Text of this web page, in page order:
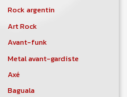
Rock argentin
Art Rock
Avant-funk
Metal avant-gardiste
Axé
Baguala